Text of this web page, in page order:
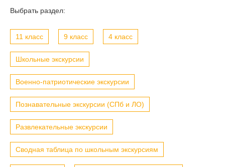
Выбрать раздел:
11 класс 9 класс 4 класс
Школьные экскурсии
Военно-патриотические экскурсии
Познавательные экскурсии (СПб и ЛО)
Развлекательные экскурсии
Сводная таблица по школьным экскурсиям